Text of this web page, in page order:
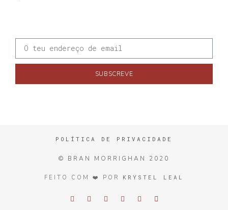
SUBSCREVE
POLÍTICA DE PRIVACIDADE
© BRAN MORRIGHAN 2020
FEITO COM ❤️ POR KRYSTEL LEAL